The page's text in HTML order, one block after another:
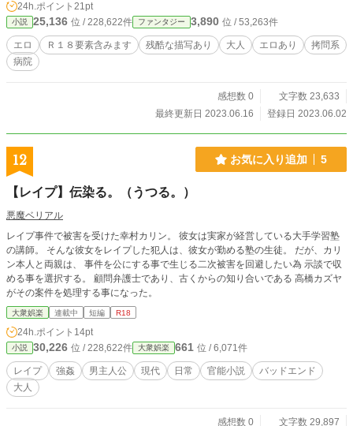
24h.ポイント 21pt
小説 25,136 位 / 228,622件 ファンタジー 3,890 位 / 53,263件
エロ Ｒ１８要素含みます 残酷な描写あり 大人 エロあり
拷問系
病院
感想数 0
文字数 23,633
最終更新日 2023.06.16
登録日 2023.06.02
12 お気に入り追加 5
【レイプ】伝染る。（うつる。）
悪魔ベリアル
レイプ事件で被害を受けた幸村カリン。 彼女は実家が経営している大手学習塾
の講師。 そんな彼女をレイプした犯人は、彼女が勤める塾の生徒。 だが、カリ
ン本人と両親は、 事件を公にする事で生じる二次被害を回避したい為 示談で収
める事を選択する。 顧問弁護士であり、古くからの知り合いである 高橋カズヤ
がその案件を処理する事になった。
大衆娯楽 連載中 短編 R18
24h.ポイント 14pt
小説 30,226 位 / 228,622件 大衆娯楽 661 位 / 6,071件
レイプ 強姦 男主人公 現代 日常 官能小説
バッドエンド
大人
感想数 0
文字数 29,897